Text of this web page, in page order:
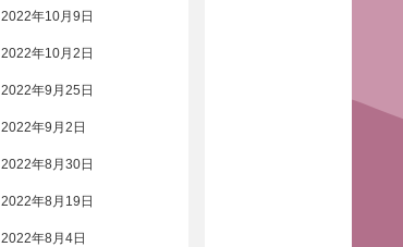
2022年10月9日
2022年10月2日
2022年9月25日
2022年9月2日
2022年8月30日
2022年8月19日
2022年8月4日